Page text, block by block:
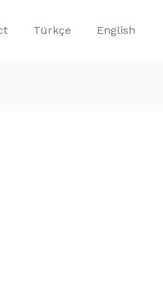
Türkçe English